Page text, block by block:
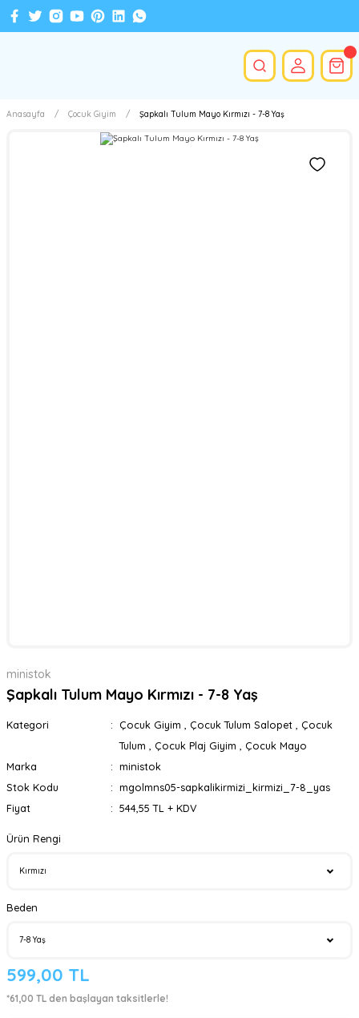
Anasayfa Çocuk Giyim Şapkalı Tulum Mayo Kırmızı - 7-8 Yaş
ministok
Şapkalı Tulum Mayo Kırmızı - 7-8 Yaş
Kategori Çocuk Giyim Çocuk Tulum Salopet
Çocuk
Tulum
Çocuk Plaj Giyim
Çocuk Mayo
Marka
ministok
Stok Kodu
mgolmns05-sapkalikirmizi_kirmizi_7-8_yas
Fiyat
544,55 TL + KDV
Ürün Rengi
Beden
599,00 TL
*61,00 TL den başlayan taksitlerle!